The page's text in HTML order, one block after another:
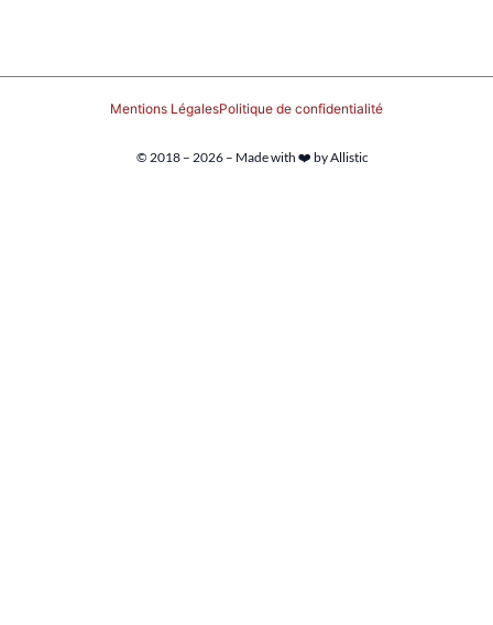
Mentions LégalesPolitique de confidentialité
© 2018 – 2026 – Made with ❤️ by Allistic